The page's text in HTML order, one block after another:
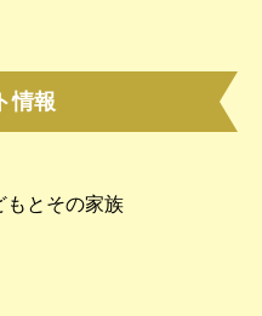
情報
もとその家族